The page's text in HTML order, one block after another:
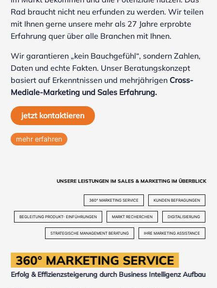
Rad braucht nicht neu erfunden zu werden. Wir teilen
mit Ihnen gerne unsere mehr als 27 Jahre erprobte
Erfahrung quer über alle Branchen mit Ihnen.
Wir garantieren „kein Bauchgefühl“, sondern Zahlen,
Daten und echte Fakten. Unser Beratungskonzept
basiert auf Erkenntnissen und mehrjährigen Cross-
Mediale-Marketing und Sales Erfahrung.
jetzt kontaktieren
mehr erfahren
UNSERE LEISTUNGEN IM SALES & MARKETING IM ÜBERBLICK
360° MARKETING SERVICE KUNDEN BEFRAGUNGEN
BEGLEITUNG PRODUKT- EINFÜHRUNGEN MARKT RECHERCHEN DIGITALISIERUNG
STRATEGISCHE MANAGEMENT BERATUNG IHRE MARKETING ASSISTANCE
360° MARKETING SERVICE
Erfolg & Effizienzsteigerung durch Business Intelligenz Aufbau